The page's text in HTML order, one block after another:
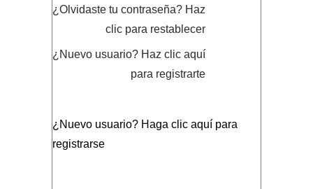
¿Olvidaste tu contraseña? Haz
clic para restablecer
¿Nuevo usuario? Haz clic aquí
para registrarte
¿Nuevo usuario? Haga clic aquí para
registrarse